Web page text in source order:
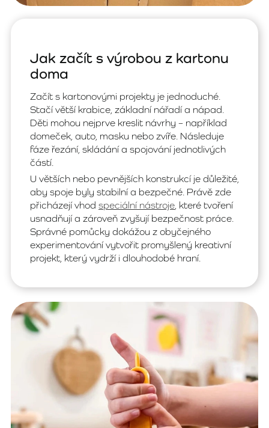
Jak začít s výrobou z kartonu
doma
Začít s kartonovými projekty je jednoduché.
Stačí větší krabice, základní nářadí a nápad.
Děti mohou nejprve kreslit návrhy – například
domeček, auto, masku nebo zvíře. Následuje
fáze řezání, skládání a spojování jednotlivých
částí.
U větších nebo pevnějších konstrukcí je důležité,
aby spoje byly stabilní a bezpečné. Právě zde
přicházejí vhod speciální nástroje , které tvoření
usnadňují a zároveň zvyšují bezpečnost práce.
Správné pomůcky dokážou z obyčejného
experimentování vytvořit promyšlený kreativní
projekt, který vydrží i dlouhodobé hraní.